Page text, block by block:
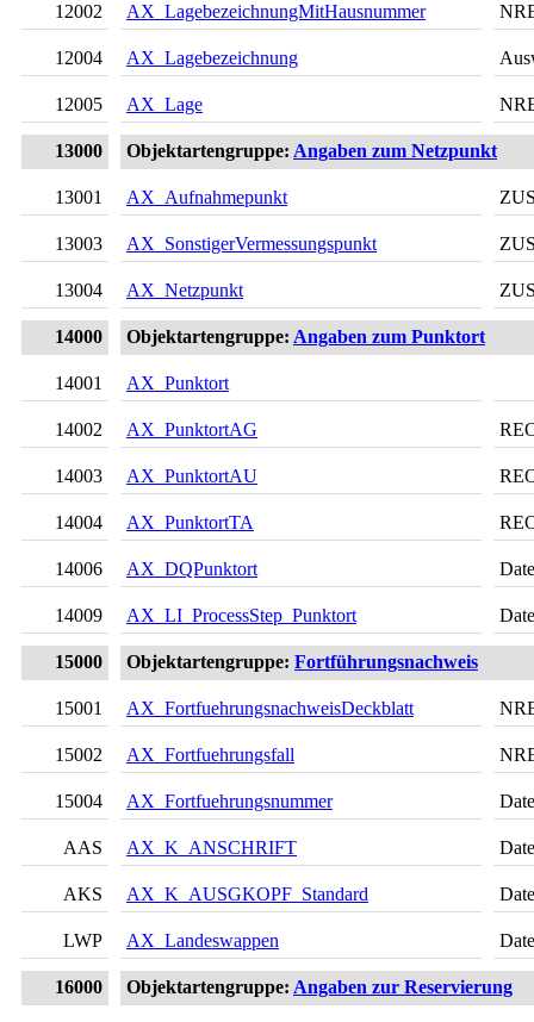
12002 AX_LagebezeichnungMitHausnummer
12004 AX_Lagebezeichnung
12005 AX_Lage
13000 Objektartengruppe: Angaben zum Netzpunkt
13001 AX_Aufnahmepunkt
13003 AX_SonstigerVermessungspunkt
13004 AX_Netzpunkt
14000 Objektartengruppe: Angaben zum Punktort
14001 AX_Punktort
14002 AX_PunktortAG
14003 AX_PunktortAU
14004 AX_PunktortTA
14006 AX_DQPunktort
14009 AX_LI_ProcessStep_Punktort
15000 Objektartengruppe: Fortführungsnachweis
15001 AX_FortfuehrungsnachweisDeckblatt
15002 AX_Fortfuehrungsfall
15004 AX_Fortfuehrungsnummer
AAS AX_K_ANSCHRIFT
AKS AX_K_AUSGKOPF_Standard
LWP AX_Landeswappen
16000 Objektartengruppe: Angaben zur Reservierung